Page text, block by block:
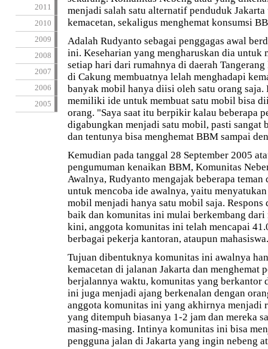
2011
2010
2009
2008
2007
2006
2005
menjadi salah satu alternatif penduduk
kemacetan, sekaligus menghemat konsumsi
Adalah Rudyanto sebagai penggagas awal
ini. Keseharian yang mengharuskan dia untuk
setiap hari dari rumahnya di daerah
di Cakung membuatnya lelah menghadapi
banyak mobil hanya diisi oleh satu orang
memiliki ide untuk membuat satu mobil bisa
orang. "Saya saat itu berpikir kalau beberapa
digabungkan menjadi satu mobil, pasti sangat
dan tentunya bisa menghemat BBM sampai
Kemudian pada tanggal 28 September 2005
pengumuman kenaikan BBM, Komunitas
Awalnya, Rudyanto mengajak beberapa teman
untuk mencoba ide awalnya, yaitu
mobil menjadi hanya satu mobil saja. Respons
baik dan komunitas ini mulai berkembang
kini, anggota komunitas ini telah mencapai
berbagai pekerja kantoran, ataupun mahasiswa.
Tujuan dibentuknya komunitas ini awalnya
kemacetan di jalanan Jakarta dan menghemat
berjalannya waktu, komunitas yang berkantor
ini juga menjadi ajang berkenalan dengan
anggota komunitas ini yang akhirnya menjadi
yang ditempuh biasanya 1-2 jam dan mereka
masing-masing. Intinya komunitas ini bisa
pengguna jalan di Jakarta yang ingin nebeng